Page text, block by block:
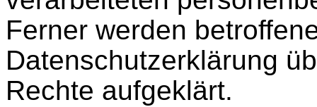
Ferner werden
Datenschutzerklärung
Rechte aufgeklärt.